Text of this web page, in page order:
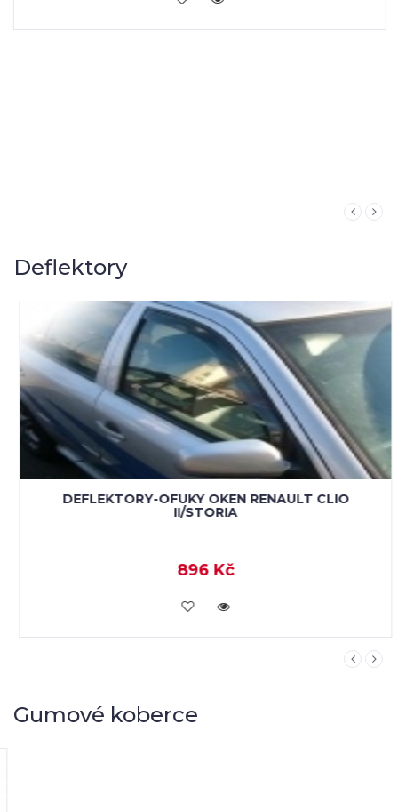
Deflektory
DEFLEKTORY-OFUKY OKEN RENAULT CLIO
II/STORIA
896 Kč
KOUPIT
Gumové koberce